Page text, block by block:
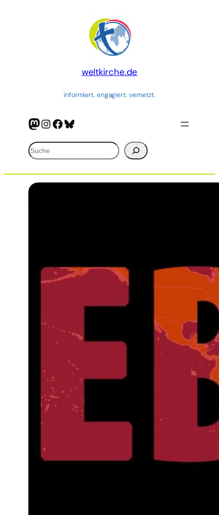
weltkirche.de
informiert. engagiert. vernetzt.
Mastodon
Instagram
Facebook
Bluesky
Suchen